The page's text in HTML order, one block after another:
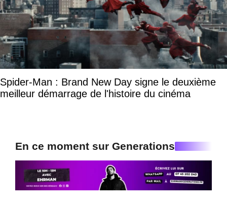
Spider-Man : Brand New Day signe le deuxième
meilleur démarrage de l'histoire du cinéma
En ce moment sur Generations